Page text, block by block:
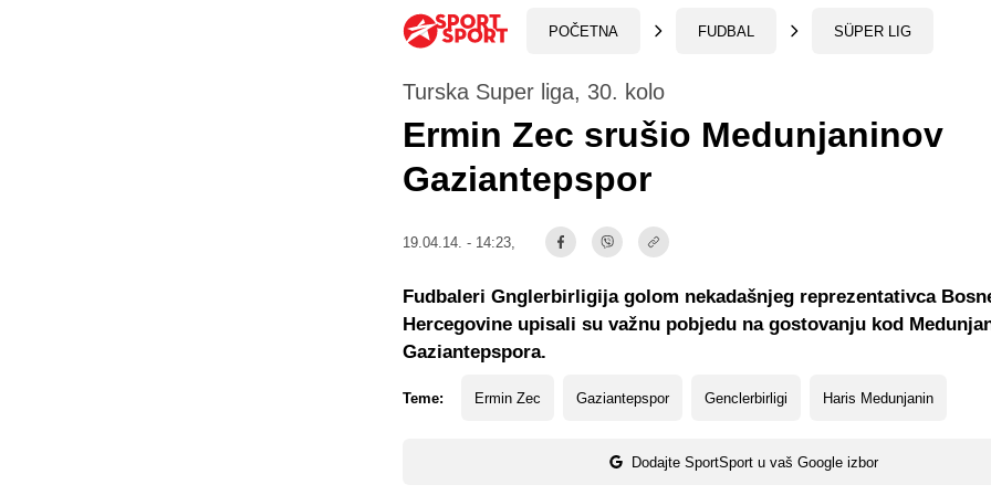
POČETNA FUDBAL SÜPER LIG
Turska Super liga, 30. kolo
Ermin Zec srušio Medunjaninov
Gaziantepspor
19.04.14. - 14:23,
Teme: Ermin Zec Gaziantepspor Genclerbirligi Haris Medunjanin
Dodajte SportSport u vaš Google izbor
Fudbaleri Gnglerbirligija golom nekadašnjeg reprezentativca
Hercegovine upisali su važnu pobjedu na gostovanju kod
Gaziantepspora.